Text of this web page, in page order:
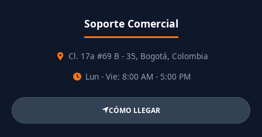
Soporte Comercial
Cl. 17a #69 B - 35, Bogotá, Colombia
Lun - Vie: 8:00 AM - 5:00 PM
CÓMO LLEGAR